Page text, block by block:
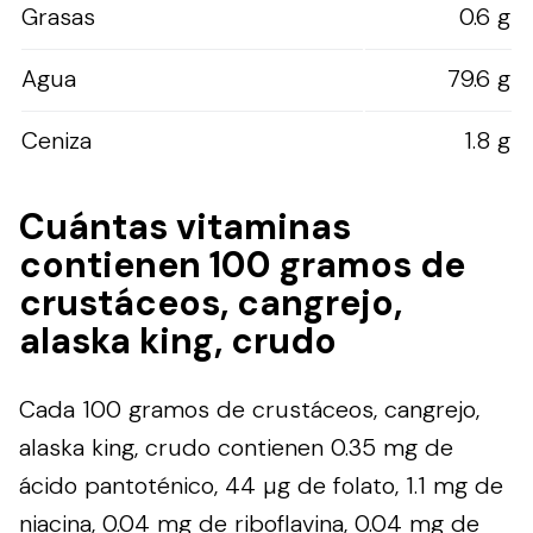
Grasas
0.6 g
Agua
79.6 g
Ceniza
1.8 g
Cuántas vitaminas
contienen 100 gramos de
crustáceos, cangrejo,
alaska king, crudo
Cada 100 gramos de crustáceos, cangrejo,
alaska king, crudo contienen 0.35 mg de
ácido pantoténico, 44 µg de folato, 1.1 mg de
niacina, 0.04 mg de riboflavina, 0.04 mg de